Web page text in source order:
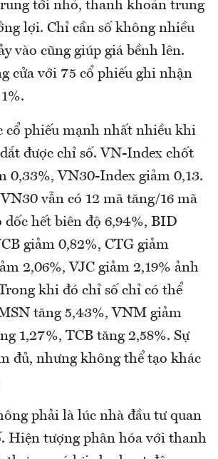
tới nhỏ, thanh khoản trung
lợi. Chỉ cần số không nhiều
vào cũng giúp giá bềnh lên.
cửa với 75 cổ phiếu ghi nhận
cổ phiếu mạnh nhất nhiều khi
được chỉ số. VN-Index chốt
0,33%, VN30-Index giảm 0,13.
vẫn có 12 mã tăng/16 mã
hết biên độ 6,94%, BID
giảm 0,82%, CTG giảm
2,06%, VJC giảm 2,19% ảnh
khi đó chỉ số chỉ có thể
tăng 5,43%, VNM giảm
1,27%, TCB tăng 2,58%. Sự
đủ, nhưng không thể tạo khác
phải là lúc nhà đầu tư quan
Hiện tượng phân hóa với thanh